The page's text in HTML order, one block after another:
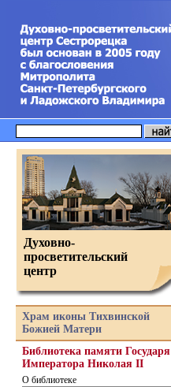
Духовно-
просветительский
центр
Храм иконы Тихвинской
Божией Матери
Библиотека памяти Государя
Императора Николая II
О библиотеке